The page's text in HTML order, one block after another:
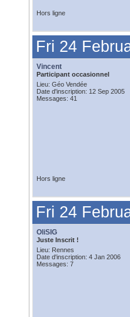
Hors ligne
Fri 24
Vincent
Participant occasionnel
Lieu: Géo Vendée
Date d'inscription: 12 Sep 2005
Messages: 41
Hors ligne
Fri 24
OliSIG
Juste Inscrit !
Lieu: Rennes
Date d'inscription: 4 Jan 2006
Messages: 7